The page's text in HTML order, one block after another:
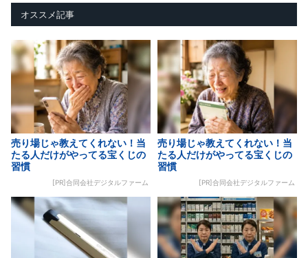
オススメ記事
売り場じゃ教えてくれない！当
たる人だけがやってる宝くじの
習慣
[PR]合同会社デジタルファーム
売り場じゃ教えてくれない！当
たる人だけがやってる宝くじの
習慣
[PR]合同会社デジタルファーム